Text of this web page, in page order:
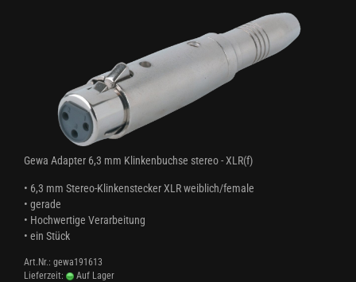
Gewa Adapter 6,3 mm Klinkenbuchse stereo - XLR(f)
• 6,3 mm Stereo-Klinkenstecker XLR weiblich/female
• gerade
• Hochwertige Verarbeitung
• ein Stück
Art.Nr.: gewa191613
Lieferzeit:
Auf Lager